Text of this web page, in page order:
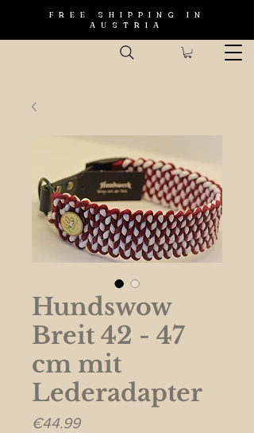
FREE SHIPPING IN
AUSTRIA
Hundswow
Breit 42 - 47
cm mit
Lederadapter
€44.99Price